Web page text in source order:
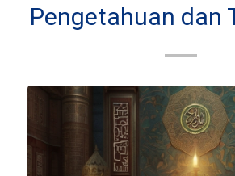
Pengetahuan dan